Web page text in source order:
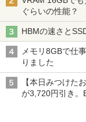
ぐらいの性能？
HBMの速さと
メモリ8GBで仕
りました
【本日みつけた
が3,720円引き。